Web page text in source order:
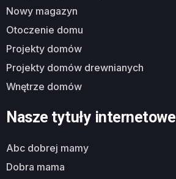
nowy magazyn
otoczenie domu
projekty domów
projekty domów drewnianych
wnętrze domów
Nasze tytuły internetowe
abc dobrej mamy
dobra mama